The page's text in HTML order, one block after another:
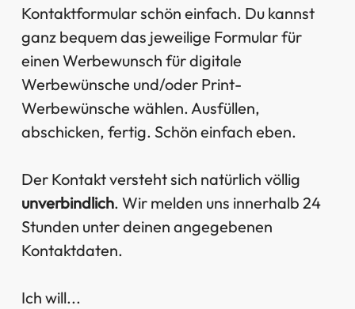
Kontaktformular schön einfach. Du kannst
ganz bequem das jeweilige Formular für
einen Werbewunsch für digitale
Werbewünsche und/oder Print-
Werbewünsche wählen. Ausfüllen,
abschicken, fertig. Schön einfach eben.
Der Kontakt versteht sich natürlich völlig
unverbindlich. Wir melden uns innerhalb 24
Stunden unter deinen angegebenen
Kontaktdaten.
Ich will...